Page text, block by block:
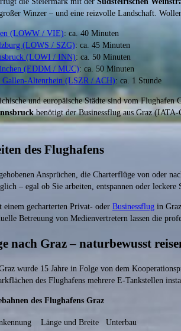
Winzer – und eine reizvolle Landschaft.
(LOWW / VIE): ca. 40 Minuten
(LOWS / SZG): ca. 45 Minuten
(LOWI / INN): ca. 50 Minuten
(EDDM / MUC): ca. 50 Minuten
Gallen-Altenrhein (LSZR / ACH): ca. 1 Stunde
und europäische Städte sind vom
benötigt der Businessflug aus Graz
des Flughafens
Ansprüchen, die Charterflüge von oder
– egal ob Sie arbeiten, entspannen oder leckere
einem gecharterten Privat- oder Businessflug in
Betreuung von Medienvertretern lassen die
nach Graz – naturbewusst
wurde 15 Jahre in Folge von dem
des Flughafens mehrere E-Tankstellen
des Flughafens Graz
Länge und Breite
Unterbau